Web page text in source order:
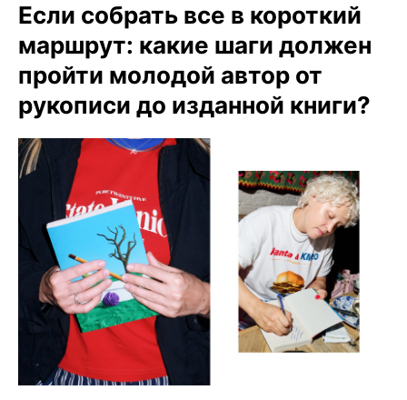
Если собрать все в короткий
маршрут: какие шаги должен
пройти молодой автор от
рукописи до изданной книги?
*Instagram
Вконтакте
Телеграм
Чойс у вас в телефоне